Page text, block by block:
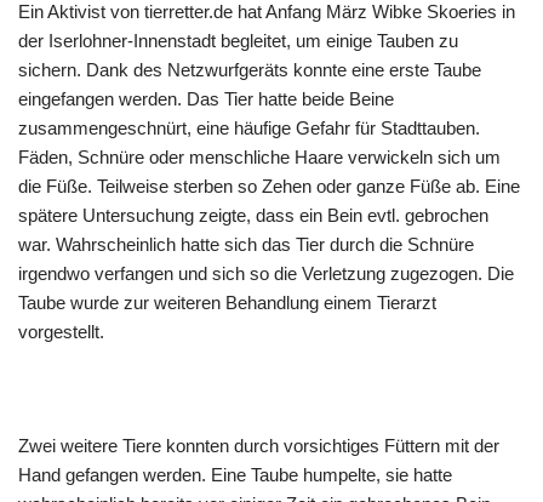
Ein Aktivist von tierretter.de hat Anfang März Wibke Skoeries in
der Iserlohner-Innenstadt begleitet, um einige Tauben zu
sichern. Dank des Netzwurfgeräts konnte eine erste Taube
eingefangen werden. Das Tier hatte beide Beine
zusammengeschnürt, eine häufige Gefahr für Stadttauben.
Fäden, Schnüre oder menschliche Haare verwickeln sich um
die Füße. Teilweise sterben so Zehen oder ganze Füße ab. Eine
spätere Untersuchung zeigte, dass ein Bein evtl. gebrochen
war. Wahrscheinlich hatte sich das Tier durch die Schnüre
irgendwo verfangen und sich so die Verletzung zugezogen. Die
Taube wurde zur weiteren Behandlung einem Tierarzt
vorgestellt.
Zwei weitere Tiere konnten durch vorsichtiges Füttern mit der
Hand gefangen werden. Eine Taube humpelte, sie hatte